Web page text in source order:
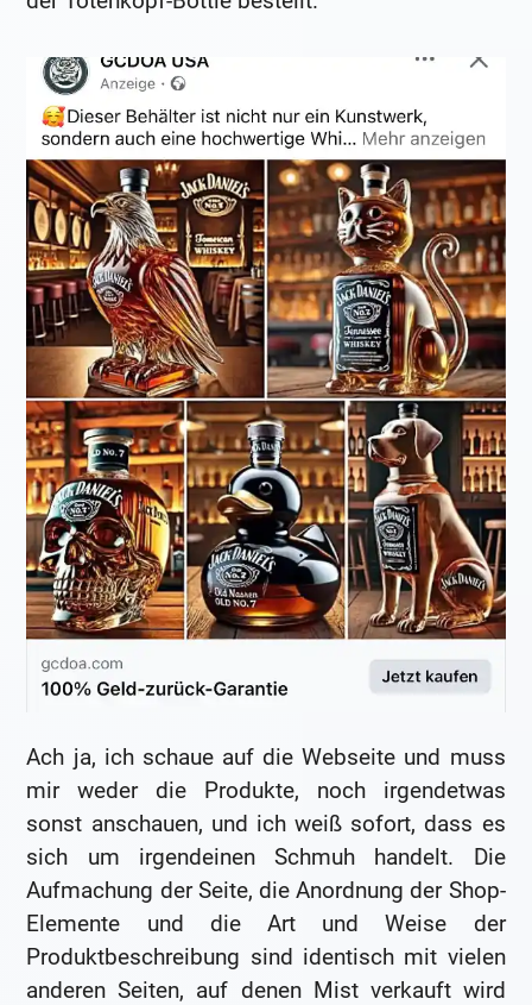
Ach ja, ich schaue auf die Webseite und muss
mir weder die Produkte, noch irgendetwas
sonst anschauen, und ich weiß sofort, dass es
sich um irgendeinen Schmuh handelt. Die
Aufmachung der Seite, die Anordnung der Shop-
Elemente und die Art und Weise der
Produktbeschreibung sind identisch mit vielen
anderen Seiten, auf denen Mist verkauft wird